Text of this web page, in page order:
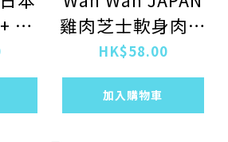
水
橘
餅
雞肉芝士軟身肉條
70g
HK$58.00
加入購物車